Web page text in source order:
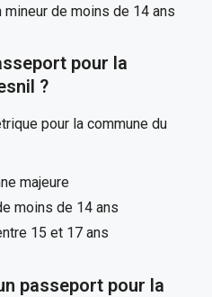
de moins de 14 ans
pour la
?
pour la commune du
majeure
moins de 14 ans
15 et 17 ans
passeport pour la